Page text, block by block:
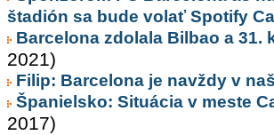
štadión sa bude volať Spotify
Barcelona zdolala Bilbao a
2021)
Filip: Barcelona je navždy v
Španielsko: Situácia v meste
2017)